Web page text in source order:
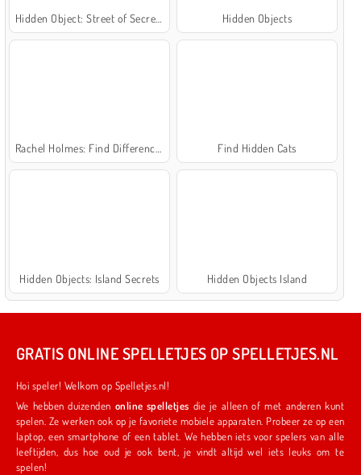
Hidden Objects
Find Hidden Cats
Hidden Objects: Island Secrets Hidden Objects Island
GRATIS ONLINE SPELLETJES OP SPELLETJES.NL
Hoi speler! Welkom op Spelletjes.nl!
We hebben duizenden online spelletjes die je alleen of met anderen kunt
spelen. Ze werken ook op je favoriete mobiele apparaten. Probeer ze op een
laptop, een smartphone of een tablet. We hebben iets voor spelers van alle
leeftijden, dus hoe oud je ook bent, je vindt altijd wel iets leuks om te
spelen!